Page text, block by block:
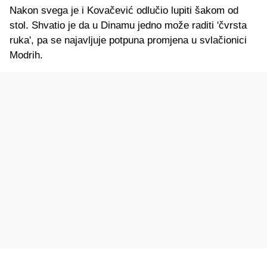
Nakon svega je i Kovačević odlučio lupiti šakom od
stol. Shvatio je da u Dinamu jedno može raditi 'čvrsta
ruka', pa se najavljuje potpuna promjena u svlačionici
Modrih.